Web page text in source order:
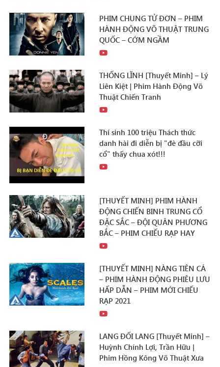
PHIM CHUNG TỬ ĐƠN – PHIM
HÀNH ĐỘNG VÕ THUẬT TRUNG
QUỐC – CỚM NGẦM
THỐNG LĨNH [Thuyết Minh] – Lý
Liên Kiệt | Phim Hành Động Võ
Thuật Chiến Tranh
Thí sinh 100 triệu Thách thức
danh hài đi diễn bị "đè đầu cỡi
cổ" thấy chua xót!!!
[THUYẾT MINH] PHIM HÀNH
ĐỘNG CHIẾN BINH TRUNG CỔ
ĐẶC SẮC – ĐỘI QUÂN PHƯƠNG
BẮC – PHIM CHIẾU RẠP HAY
[THUYẾT MINH] NÀNG TIÊN CÁ
– PHIM HÀNH ĐỘNG PHIÊU LƯU
HẤP DẪN – PHIM MỚI CHIẾU
RẠP 2021
LANG ĐỐI LANG [Thuyết Minh] –
Huỳnh Chính Lợi, Trần Hữu |
Phim Hồng Kông Võ Thuật Xưa